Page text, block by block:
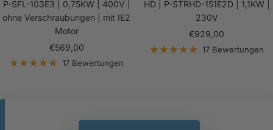
P-SFL-103E3 | 0,75KW | 400V |
ohne Verschraubungen | mit IE2
Motor
Angebotspreis
€569,00
17 Bewertungen
HD | P-STRHD-151E2D | 1,1KW |
230V
Angebotspreis
€929,00
17 Bewertungen